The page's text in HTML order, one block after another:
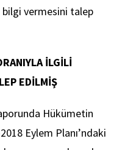
vermesini talep
İLGİLİ
EDİLMİŞ
Hükümetin
Eylem Planı’ndaki